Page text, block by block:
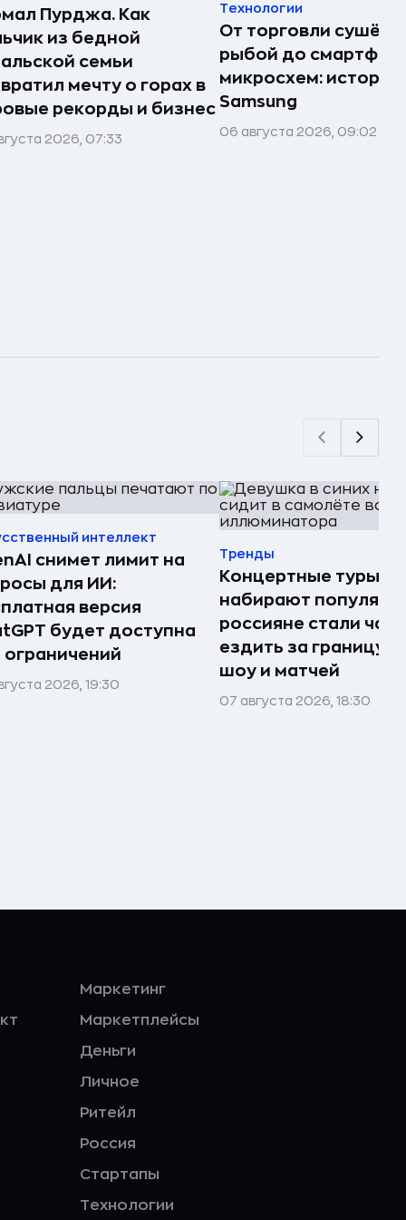
Пурджа. Как
из бедной
семьи
мечту о горах в
рекорды и бизнес
2026, 07:33
Технологии
От торговли
рыбой до
микросхем: история
Samsung
06 августа 2026, 09:02
интеллект
снимет лимит на
для ИИ:
версия
будет доступна
ограничений
2026, 19:30
Тренды
Концертные туры
набирают
россияне стали
ездить за границу
шоу и матчей
07 августа 2026, 18:30
Маркетинг
Маркетплейсы
Деньги
Личное
Ритейл
Россия
Стартапы
Технологии